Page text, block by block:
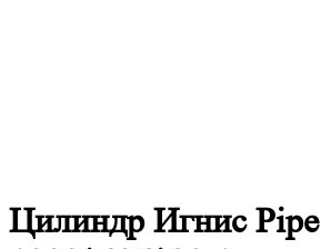
Цилиндр Игнис